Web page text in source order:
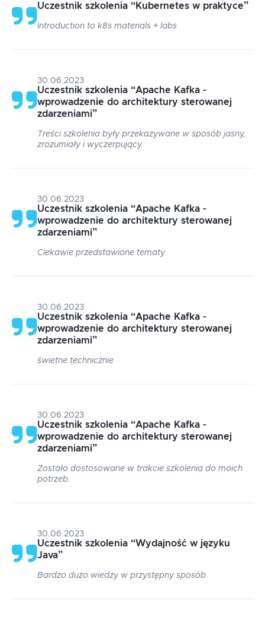
Uczestnik szkolenia “Kubernetes w praktyce”
Introduction to k8s materials + labs
30.06.2023
Uczestnik szkolenia “Apache Kafka -
wprowadzenie do architektury sterowanej
zdarzeniami”
Treści szkolenia były przekazywane w sposób jasny,
zrozumiały i wyczerpujący.
30.06.2023
Uczestnik szkolenia “Apache Kafka -
wprowadzenie do architektury sterowanej
zdarzeniami”
Ciekawie przedstawione tematy
30.06.2023
Uczestnik szkolenia “Apache Kafka -
wprowadzenie do architektury sterowanej
zdarzeniami”
świetne technicznie
30.06.2023
Uczestnik szkolenia “Apache Kafka -
wprowadzenie do architektury sterowanej
zdarzeniami”
Zostało dostosowane w trakcie szkolenia do moich
potrzeb.
30.06.2023
Uczestnik szkolenia “Wydajność w języku
Java”
Bardzo dużo wiedzy w przystępny sposób